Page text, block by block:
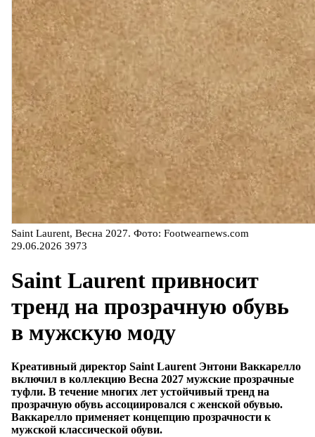
Saint Laurent, Весна 2027. Фото: Footwearnews.com
29.06.2026 3973
Saint Laurent привносит
тренд на прозрачную обувь
в мужскую моду
Креативный директор Saint Laurent Энтони Ваккарелло
включил в коллекцию Весна 2027 мужские прозрачные
туфли. В течение многих лет устойчивый тренд на
прозрачную обувь ассоциировался с женской обувью.
Ваккарелло применяет концепцию прозрачности к
мужской классической обуви.